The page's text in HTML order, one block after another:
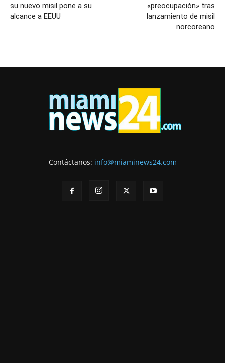
su nuevo misil pone a su
alcance a EEUU
«preocupación» tras
lanzamiento de misil
norcoreano
Contáctanos: info@miaminews24.com